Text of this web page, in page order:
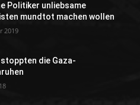
Politiker unliebsame
mundtot machen wollen
2019
die Gaza-